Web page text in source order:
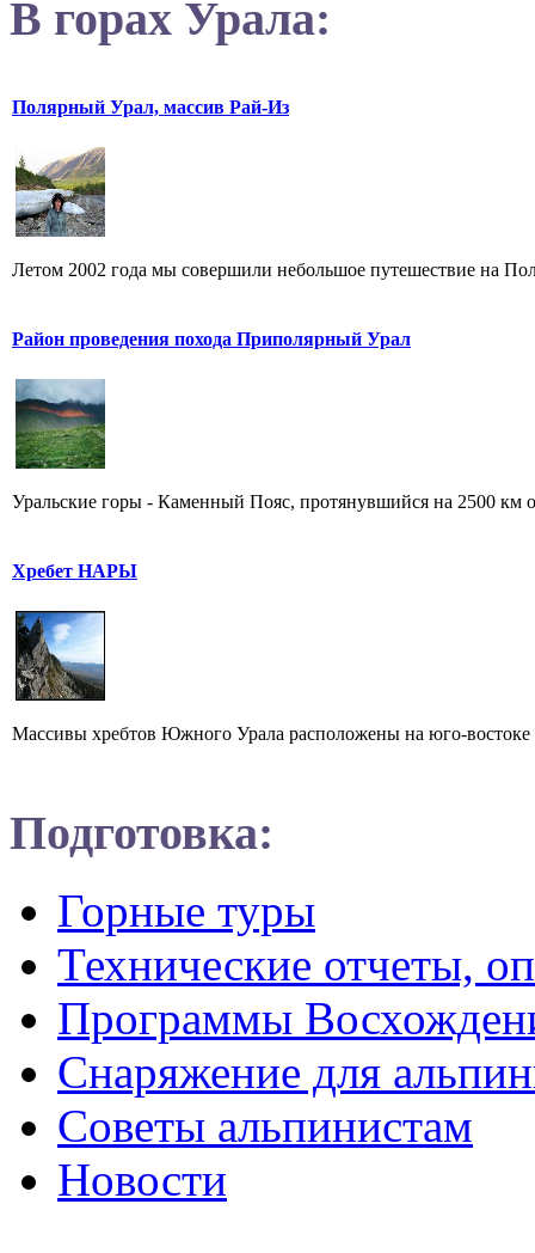
В горах Урала:
Полярный Урал, массив Рай-Из
Летом 2002 года мы совершили небольшое путешествие на
Район проведения похода Приполярный Урал
Уральские горы - Каменный Пояс, протянувшийся на 2500 км
Хребет НАРЫ
Массивы хребтов Южного Урала расположены на юго-востоке
Подготовка:
Горные туры
Технические отчеты,
Программы
Снаряжение для
Советы альпинистам
Новости